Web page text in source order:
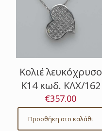
Κολιέ λευκόχρυσο
Κ14 κωδ. ΚΛΧ/162
€357.00
Προσθήκη στο καλάθι